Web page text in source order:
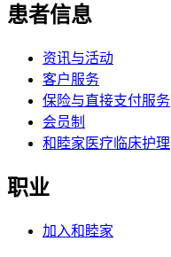
患者信息
资讯与活动
客户服务
保险与直接支付服务
会员制
和睦家医疗临床护理
职业
加入和睦家